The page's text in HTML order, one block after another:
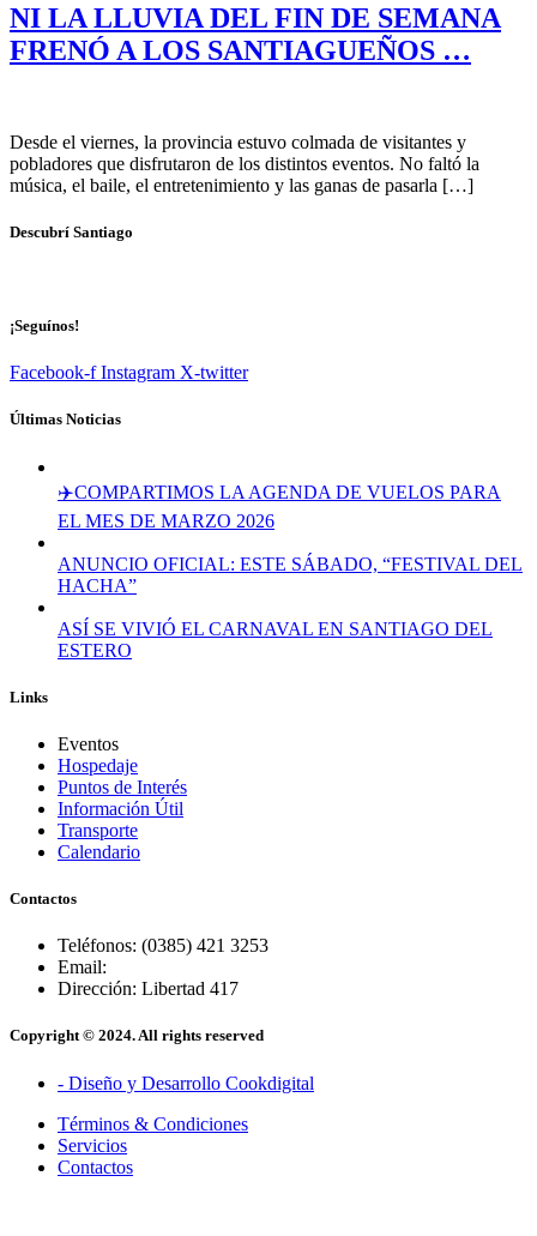
NI LA LLUVIA DEL FIN DE SEMANA
FRENÓ A LOS SANTIAGUEÑOS …
Desde el viernes, la provincia estuvo colmada de visitantes y
pobladores que disfrutaron de los distintos eventos. No faltó la
música, el baile, el entretenimiento y las ganas de pasarla […]
Descubrí Santiago
¡Seguínos!
Facebook-f Instagram X-twitter
Últimas Noticias
✈️COMPARTIMOS LA AGENDA DE VUELOS PARA
EL MES DE MARZO 2026
ANUNCIO OFICIAL: ESTE SÁBADO, “FESTIVAL DEL
HACHA”
ASÍ SE VIVIÓ EL CARNAVAL EN SANTIAGO DEL
ESTERO
Links
Eventos
Hospedaje
Puntos de Interés
Información Útil
Transporte
Calendario
Contactos
Teléfonos: (0385) 421 3253
Email:
Dirección: Libertad 417
Copyright © 2024. All rights reserved
- Diseño y Desarrollo Cookdigital
Términos & Condiciones
Servicios
Contactos